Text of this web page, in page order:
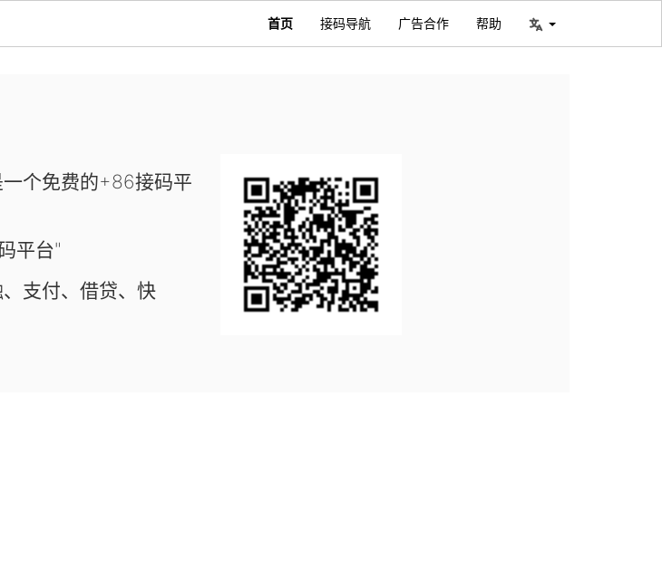
首页 接码导航 广告合作 帮助
个免费的+86接码平
平台"
支付、借贷、快